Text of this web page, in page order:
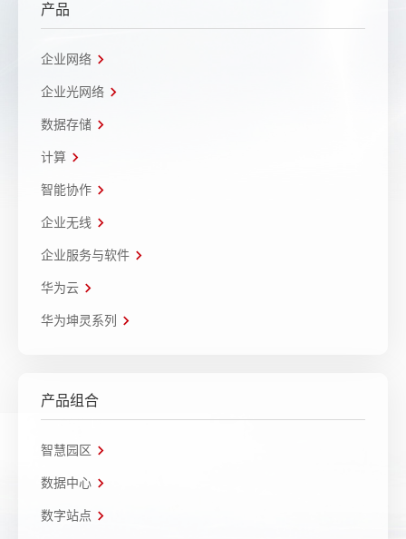
产品
企业网络
企业光网络
数据存储
计算
智能协作
企业无线
企业服务与软件
华为云
华为坤灵系列
产品组合
智慧园区
数据中心
数字站点